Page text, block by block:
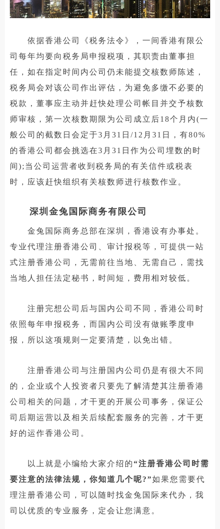
依据香港公司《税务法令》，一间香港有限公
司每年均要向税务局申报税项，其职责由董事担
任，如在指定时间内公司仍未能提交核数师陈述，
税务局会对该公司作出评估，为避免多缴不必要的
税款，董事应主动并赶快处理公司帐目并交予核数
师审核，第一次核数期限为公司成立后18个月内(一
般公司的截数日会定于3月31日/12月31日，有80%
的香港公司都会挑选在3月31日作为公司埋数的时
间);当公司运营者收到税务局的有关信件或税表
时，应该赶快组织有关核数师进行核数作业。
深圳金兔国际商务有限公司
金兔国际商务总部在深圳，香港设有办事处。
专业代理注册香港公司、审计报税等，可提供一站
式注册香港公司，无需前往当地、无需自己，需找
当地人担任法定秘书，时间短，费用相对较低。
注册完想公司后与国内公司不同，香港公司时
依照每年申报税务，而国内公司没有做账季度申
报，所以这项规则一定要清楚，以免出错。
注册香港公司与注册国内公司仍是有很大不同
的，企业或个人投资者只要先了解清楚其注册香港
公司相关的问题，才干更的开展公司事务，保证公
司后期运营以及相关后续配套服务的完善，才干更
好的运作香港公司。
以上就是小编给大家介绍的“注册香港公司时需
要注意的法律法规，你知道几个呢?”如果您需要代
理注册香港公司，可以随时找金兔国际来代办，我
司以优质的专业服务，定会让您满意。